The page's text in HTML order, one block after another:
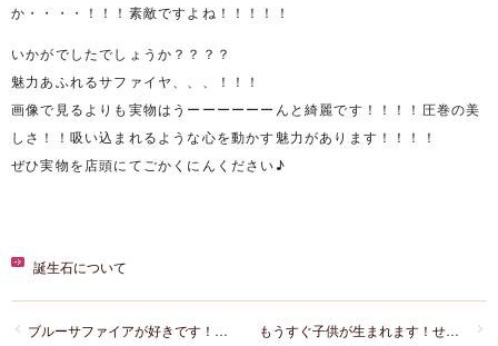
か・・・・！！！素敵ですよね！！！！！
いかがでしたでしょうか？？？？
魅力あふれるサファイヤ、、、！！！
画像で見るよりも実物はうーーーーーーんと綺麗です！！！！圧巻の美
しさ！！吸い込まれるような心を動かす魅力があります！！！！
ぜひ実物を店頭にてごかくにんください♪
誕生石について
もうすぐ子供が生まれます！せっかく女の子なので、ベビーリングを用意したいです、オススメとかありますか？
ブルーサファイアが好きです！サファイアとはどんな石なのでしょうか？？